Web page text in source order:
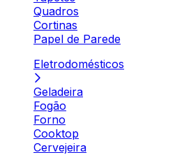
Quadros
Cortinas
Papel de Parede
Eletrodomésticos
Geladeira
Fogão
Forno
Cooktop
Cervejeira